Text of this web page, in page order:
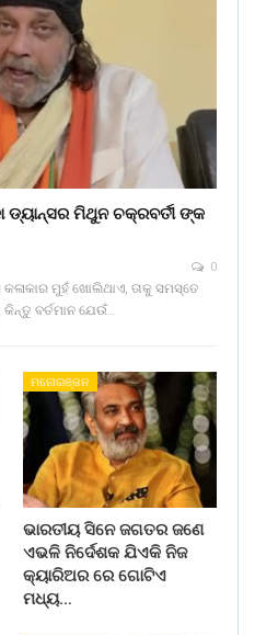
ମିଥୁନ ଚକ୍ରବର୍ତୀ ଙ୍କ
0
ମୁହଁ ଖୋଲିଥାଏ, ତାକୁ ସମସ୍ତେ
ବର୍ତମାନ ଯେଉଁ…
ମନୋରଞ୍ଜନ
ଭାରତୀୟ ସିନେ ଜଗତର ଜଣେ
ଏଭଳି ନିର୍ଦେଶକ ଯିଏକି ନିଜ
କ୍ୟାରିଅର ରେ ଗୋଟିଏ
ମଧ୍ୟ…